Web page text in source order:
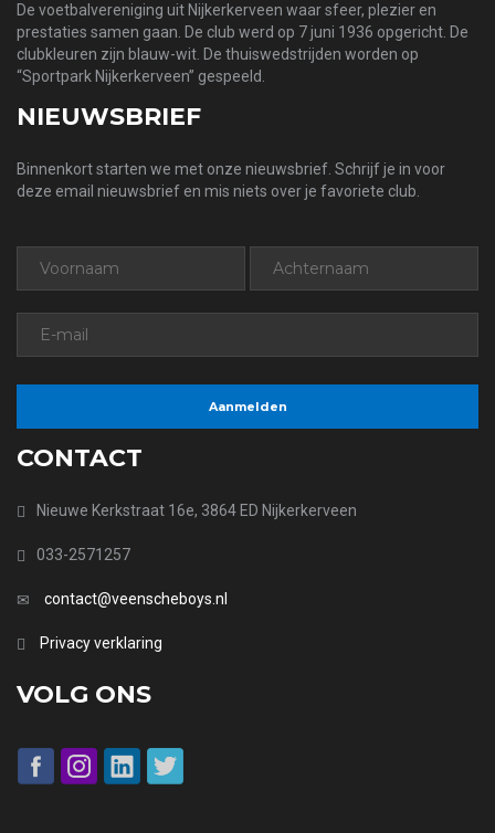
De voetbalvereniging uit Nijkerkerveen waar sfeer, plezier en
prestaties samen gaan. De club werd op 7 juni 1936 opgericht. De
clubkleuren zijn blauw-wit. De thuiswedstrijden worden op
“Sportpark Nijkerkerveen” gespeeld.
NIEUWSBRIEF
Binnenkort starten we met onze nieuwsbrief. Schrijf je in voor
deze email nieuwsbrief en mis niets over je favoriete club.
CONTACT
Nieuwe Kerkstraat 16e, 3864 ED Nijkerkerveen
033-2571257
contact@veenscheboys.nl
Privacy verklaring
VOLG ONS